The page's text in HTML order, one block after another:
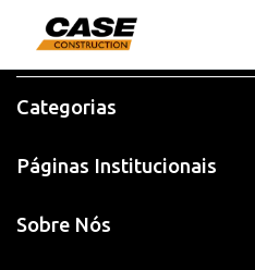
Categorias
Páginas Institucionais
Sobre Nós